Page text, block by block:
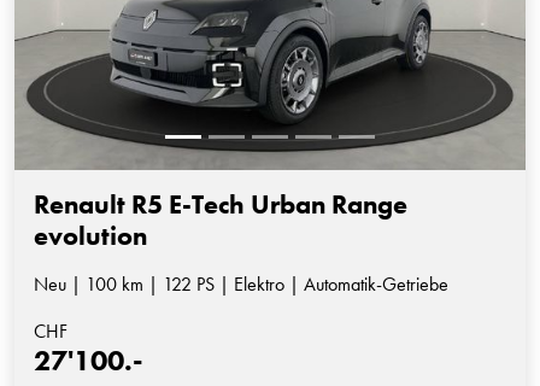
Renault R5 E-Tech Urban Range
evolution
Neu | 100 km | 122 PS | Elektro | Automatik-Getriebe
CHF
27'100.-